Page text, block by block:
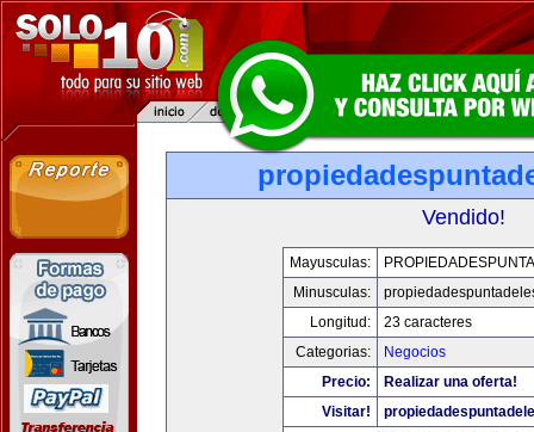
Vendido!
Mayusculas:
Minusculas:
Longitud:
23 caracteres
Categorias:
Negocios
Precio:
Realizar una oferta!
Visitar!